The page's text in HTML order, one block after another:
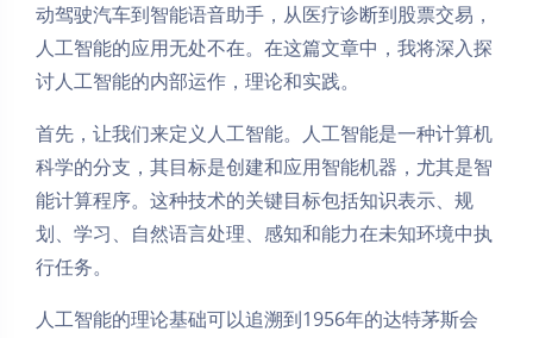
动驾驶汽车到智能语音助手，从医疗诊断到股票交易，
人工智能的应用无处不在。在这篇文章中，我将深入探
讨人工智能的内部运作，理论和实践。
首先，让我们来定义人工智能。人工智能是一种计算机
科学的分支，其目标是创建和应用智能机器，尤其是智
能计算程序。这种技术的关键目标包括知识表示、规
划、学习、自然语言处理、感知和能力在未知环境中执
行任务。
人工智能的理论基础可以追溯到1956年的达特茅斯会